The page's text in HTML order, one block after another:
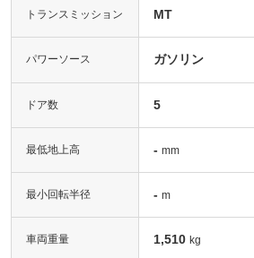
トランスミッション MT
パワーソース ガソリン
ドア数 5
最低地上高 - mm
最小回転半径 - m
車両重量 1,510 kg